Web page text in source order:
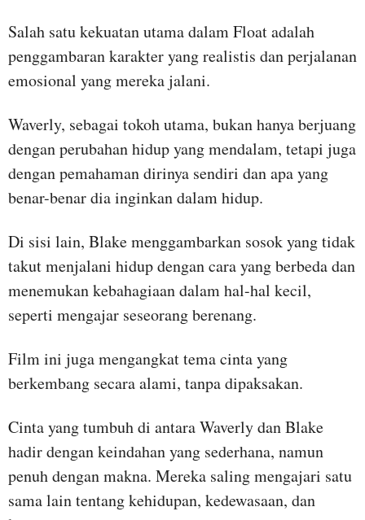
Salah satu kekuatan utama dalam Float adalah
penggambaran karakter yang realistis dan perjalanan
emosional yang mereka jalani.
Waverly, sebagai tokoh utama, bukan hanya berjuang
dengan perubahan hidup yang mendalam, tetapi juga
dengan pemahaman dirinya sendiri dan apa yang
benar-benar dia inginkan dalam hidup.
Di sisi lain, Blake menggambarkan sosok yang tidak
takut menjalani hidup dengan cara yang berbeda dan
menemukan kebahagiaan dalam hal-hal kecil,
seperti mengajar seseorang berenang.
Film ini juga mengangkat tema cinta yang
berkembang secara alami, tanpa dipaksakan.
Cinta yang tumbuh di antara Waverly dan Blake
hadir dengan keindahan yang sederhana, namun
penuh dengan makna. Mereka saling mengajari satu
sama lain tentang kehidupan, kedewasaan, dan